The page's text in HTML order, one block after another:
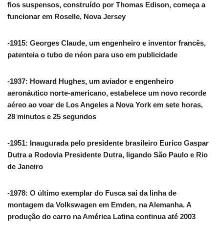
fios suspensos, construído por Thomas Edison, começa a
funcionar em Roselle, Nova Jersey
-1915: Georges Claude, um engenheiro e inventor francês,
patenteia o tubo de néon para uso em publicidade
-1937: Howard Hughes, um aviador e engenheiro
aeronáutico norte-americano, estabelece um novo recorde
aéreo ao voar de Los Angeles a Nova York em sete horas,
28 minutos e 25 segundos
-1951: Inaugurada pelo presidente brasileiro Eurico Gaspar
Dutra a Rodovia Presidente Dutra, ligando São Paulo e Rio
de Janeiro
-1978: O último exemplar do Fusca sai da linha de
montagem da Volkswagen em Emden, na Alemanha. A
produção do carro na América Latina continua até 2003